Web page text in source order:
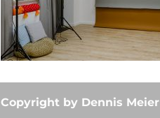
Copyright by Dennis Meier